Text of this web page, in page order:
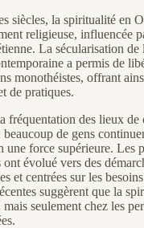
siècles, la spiritualité en
religieuse, influencée
La sécularisation de
a permis de
monothéistes, offrant
de pratiques.
fréquentation des lieux de
beaucoup de gens
une force supérieure. Les
ont évolué vers des
et centrées sur les
suggèrent que la
seulement chez les